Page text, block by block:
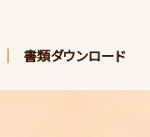
書類ダウンロード